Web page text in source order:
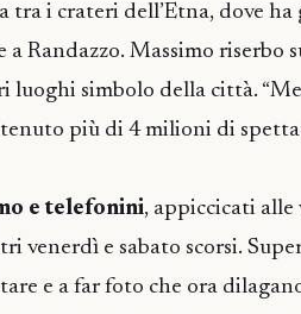
i crateri dell’Etna, dove ha
Randazzo. Massimo riserbo
luoghi simbolo della città.
più di 4 milioni di
e telefonini, appiccicati
venerdì e sabato scorsi.
e a far foto che ora